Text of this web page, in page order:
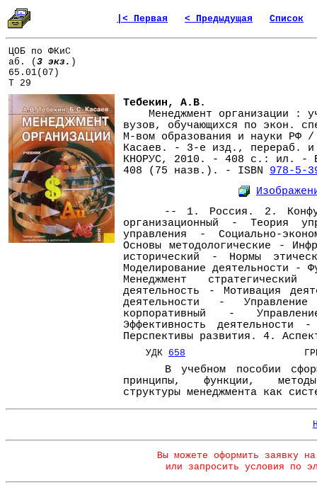
|< Первая < Предыдущая Список
ЦОБ по ФКиС
аб. ( 3 экз. )
65.01(07)
Т 29
Тебекин, А.В.
Менеджмент организации :
вузов, обучающихся по экон.
М-вом образования и науки
Касаев. - 3-е изд., перераб.
КНОРУС, 2010. - 408 с.: ил. -
408 (75 назв.). - ISBN 978-5-
-- 1. Россия. 2.
организационный - Теория
управления - Социально-
Основы методологические -
исторический - Нормы
Моделирование деятельности -
Менеджмент
деятельность - Мотивация
деятельности -
корпоративный -
Эффективность
Перспективы развития. 4.
УДК 658
В учебном пособии
принципы, функции,
структуры менеджмента как
Вы можете оформить заявку
или запросить условия по